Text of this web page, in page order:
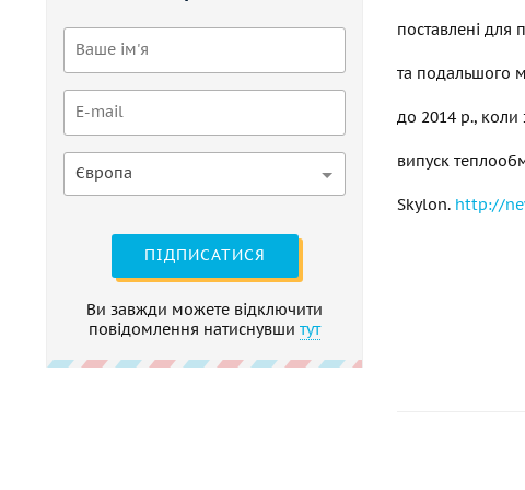
Європа
ПІДПИСАТИСЯ
Ви завжди можете відключити
повідомлення натиснувши тут
поставлені для
та подальшого
до 2014 р.,
випуск
Skylon. http://